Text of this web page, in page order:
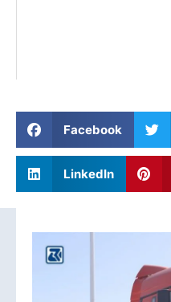
Facebook
LinkedIn